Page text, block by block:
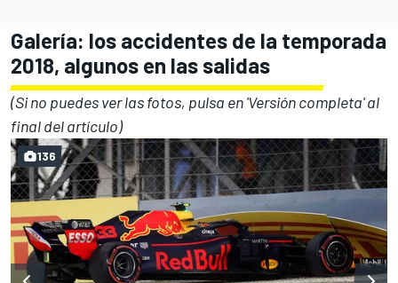
Galería: los accidentes de la temporada
2018, algunos en las salidas
(Si no puedes ver las fotos, pulsa en 'Versión completa' al
final del artículo)
136